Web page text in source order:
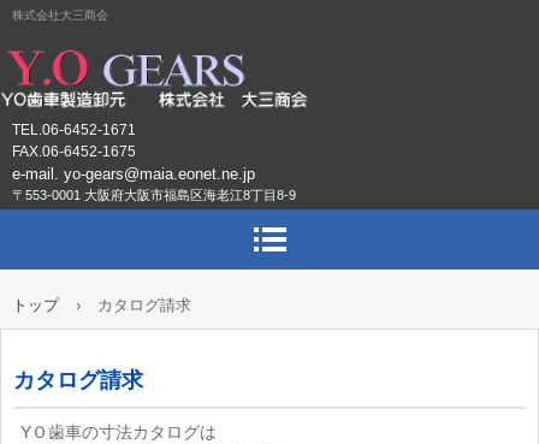
株式会社大三商会
TEL.06-6452-1671
FAX.06-6452-1675
e-mail. yo-gears@maia.eonet.ne.jp
〒553-0001 大阪府大阪市福島区海老江8丁目8-9
トップ › カタログ請求
カタログ請求
YＯ歯車の寸法カタログは